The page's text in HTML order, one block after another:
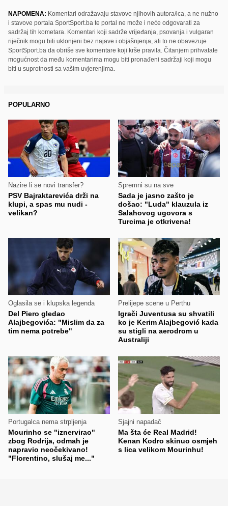
NAPOMENA: Komentari odražavaju stavove njihovih autora/ica, a ne nužno
i stavove portala SportSport.ba te portal ne može i neće odgovarati za
sadržaj tih kometara. Komentari koji sadrže vrijeđanja, psovanja i vulgaran
riječnik mogu biti uklonjeni bez najave i objašnjenja, ali to ne obavezuje
SportSport.ba da obriše sve komentare koji krše pravila. Čitanjem prihvatate
mogućnost da među komentarima mogu biti pronađeni sadržaji koji mogu
biti u suprotnosti sa vašim uvjerenjima.
POPULARNO
Nazire li se novi transfer?
PSV Bajraktarevića drži na
klupi, a spas mu nudi -
velikan?
Spremni su na sve
Sada je jasno zašto je
došao: "Luda" klauzula iz
Salahovog ugovora s
Turcima je otkrivena!
Oglasila se i klupska legenda
Del Piero gledao
Alajbegovića: "Mislim da za
tim nema potrebe"
Prelijepe scene u Perthu
Igrači Juventusa su shvatili
ko je Kerim Alajbegović kada
su stigli na aerodrom u
Australiji
Portugalca nema strpljenja
Mourinho se "iznervirao"
zbog Rodrija, odmah je
napravio neočekivano!
"Florentino, slušaj me..."
Sjajni napadač
Ma šta će Real Madrid!
Kenan Kodro skinuo osmjeh
s lica velikom Mourinhu!